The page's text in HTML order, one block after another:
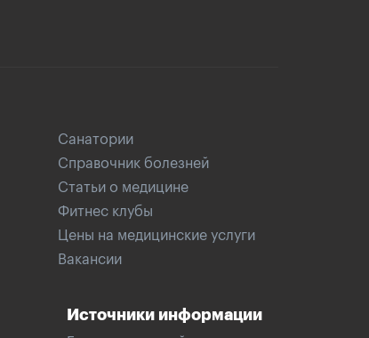
Санатории
Справочник болезней
Статьи о медицине
Фитнес клубы
Цены на медицинские услуги
Вакансии
Источники информации